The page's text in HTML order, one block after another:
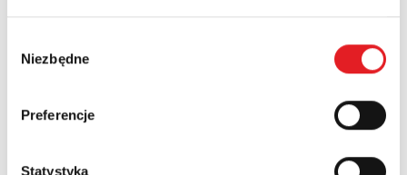
zgody
Niezbędne
Preferencje
Statystyka